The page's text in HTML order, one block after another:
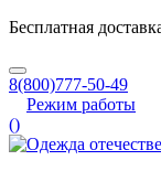
Бесплатная
8(800)777-50-49
Режим работы
()